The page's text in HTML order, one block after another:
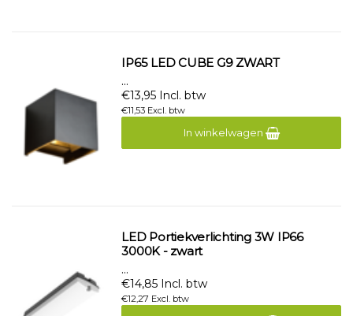
IP65 LED CUBE G9 ZWART
...
€13,95 Incl. btw
€11,53 Excl. btw
In winkelwagen
LED Portiekverlichting 3W IP66
3000K - zwart
...
€14,85 Incl. btw
€12,27 Excl. btw